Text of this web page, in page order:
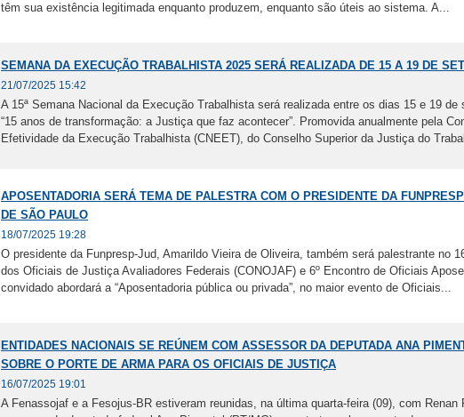
têm sua existência legitimada enquanto produzem, enquanto são úteis ao sistema. A...
SEMANA DA EXECUÇÃO TRABALHISTA 2025 SERÁ REALIZADA DE 15 A 19 DE
21/07/2025 15:42
A 15ª Semana Nacional da Execução Trabalhista será realizada entre os dias 15 e 19
“15 anos de transformação: a Justiça que faz acontecer”. Promovida anualmente pela
Efetividade da Execução Trabalhista (CNEET), do Conselho Superior da Justiça do
APOSENTADORIA SERÁ TEMA DE PALESTRA COM O PRESIDENTE DA
DE SÃO PAULO
18/07/2025 19:28
O presidente da Funpresp-Jud, Amarildo Vieira de Oliveira, também será palestrante no
dos Oficiais de Justiça Avaliadores Federais (CONOJAF) e 6º Encontro de Oficiais
convidado abordará a “Aposentadoria pública ou privada”, no maior evento de Oficiais...
ENTIDADES NACIONAIS SE REÚNEM COM ASSESSOR DA DEPUTADA ANA
SOBRE O PORTE DE ARMA PARA OS OFICIAIS DE JUSTIÇA
16/07/2025 19:01
A Fenassojaf e a Fesojus-BR estiveram reunidas, na última quarta-feira (09), com Renan